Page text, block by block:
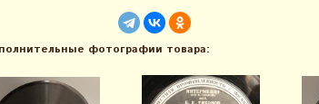
фотографии товара: